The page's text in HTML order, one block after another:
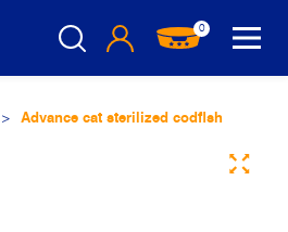
0
> Advance cat sterilized codfish